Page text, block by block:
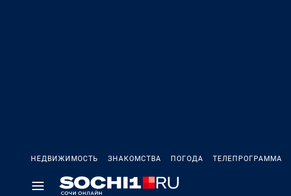
НЕДВИЖИМОСТЬ ЗНАКОМСТВА ПОГОДА ТЕЛЕПРОГРАММА